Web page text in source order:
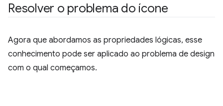
Resolver o problema do ícone
Agora que abordamos as propriedades lógicas, esse
conhecimento pode ser aplicado ao problema de design
com o qual começamos.